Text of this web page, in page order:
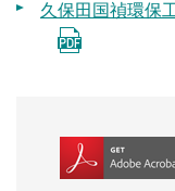
久保田国禎環保